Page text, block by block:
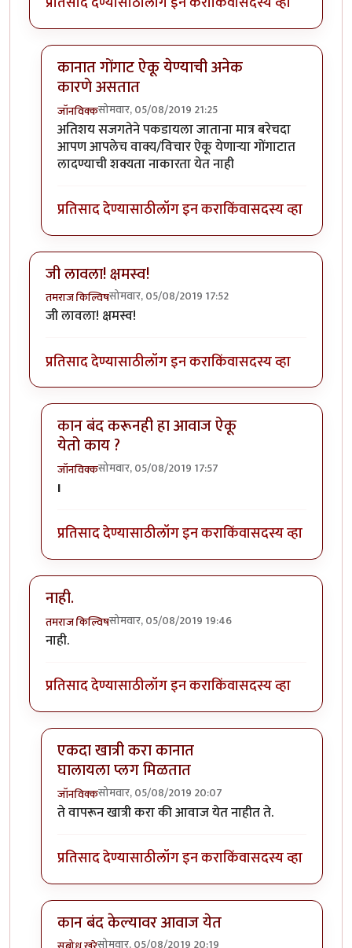
कानात गोंगाट ऐकू येण्याची अनेक
कारणे असतात
जॉनविक्कसोमवार, 05/08/2019 21:25
In reply toधन्यवाद जॉन विक्क जी . हाbyतमराज किल्विष
अतिशय सजगतेने पकडायला जाताना मात्र बरेचदा
आपण आपलेच वाक्य/विचार ऐकू येणाऱ्या गोंगाटात
लादण्याची शक्यता नाकारता येत नाही
प्रतिसाद देण्यासाठीलॉग इन कराकिंवासदस्य व्हा
जी लावला! क्षमस्व!
तमराज किल्विषसोमवार, 05/08/2019 17:52
जी लावला! क्षमस्व!
प्रतिसाद देण्यासाठीलॉग इन कराकिंवासदस्य व्हा
कान बंद करूनही हा आवाज ऐकू
येतो काय ?
जॉनविक्कसोमवार, 05/08/2019 17:57
In reply to
I
प्रतिसाद देण्यासाठीलॉग इन कराकिंवासदस्य व्हा
नाही.
तमराज किल्विषसोमवार, 05/08/2019 19:46
नाही.
प्रतिसाद देण्यासाठीलॉग इन कराकिंवासदस्य व्हा
एकदा खात्री करा कानात
घालायला प्लग मिळतात
जॉनविक्कसोमवार, 05/08/2019 20:07
In reply toनाही.byतमराज किल्विष
ते वापरून खात्री करा की आवाज येत नाहीत ते.
प्रतिसाद देण्यासाठीलॉग इन कराकिंवासदस्य व्हा
कान बंद केल्यावर आवाज येत